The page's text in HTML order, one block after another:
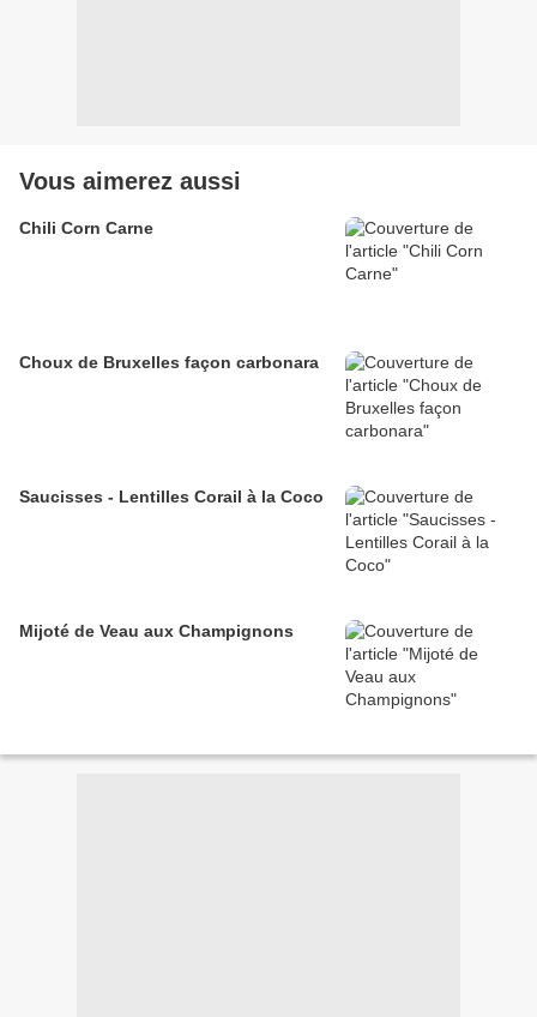
Vous aimerez aussi
Chili Corn Carne
Choux de Bruxelles façon carbonara
Saucisses - Lentilles Corail à la Coco
Mijoté de Veau aux Champignons